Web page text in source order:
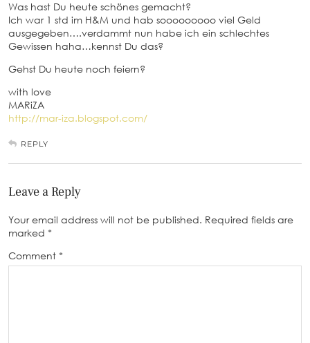
Was hast Du heute schönes gemacht?
Ich war 1 std im H&M und hab sooooooooo viel Geld
ausgegeben….verdammt nun habe ich ein schlechtes
Gewissen haha…kennst Du das?
Gehst Du heute noch feiern?
with love
MARiZA
http://mar-iza.blogspot.com/
REPLY
Leave a Reply
Your email address will not be published. Required fields are
marked *
Comment *